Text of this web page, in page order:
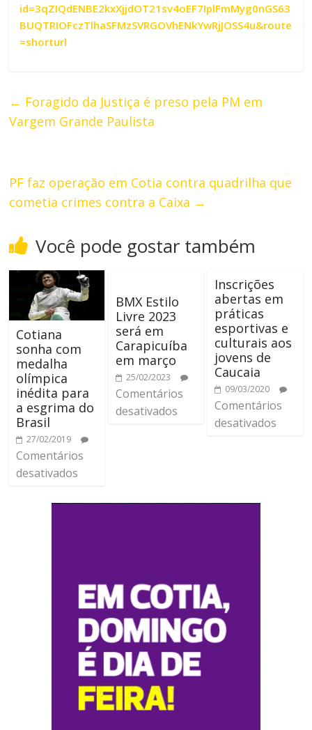
id=3qZIQdENBE2kxXjjdOT21sv4oEF7IplFmMyg0nGS63
BUQTRIOFczTlhaSFMzSVRGOVhENkYwRjJOSS4u&route
=shorturl
← Foragido da Justiça é preso pela PM em
Vargem Grande Paulista
PF faz operação em Cotia contra quadrilha que
cometia crimes contra a Caixa →
Você pode gostar também
Cotiana
sonha com
medalha
olímpica
inédita para
a esgrima do
Brasil
27/02/2019
Comentários
desativados
BMX Estilo
Livre 2023
será em
Carapicuíba
em março
25/02/2023
Comentários
desativados
Inscrições
abertas em
práticas
esportivas e
culturais aos
jovens de
Caucaia
09/03/2020
Comentários
desativados